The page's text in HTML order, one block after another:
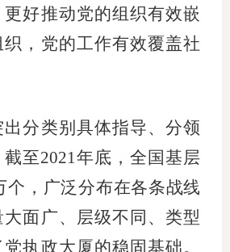
好推动党的组织有效嵌
织，党的工作有效覆盖社
类别具体指导、分领
至2021年底，全国基层
个，广泛分布在各条战线
面广、层级不同、类型
执政大厦的稳固基础。